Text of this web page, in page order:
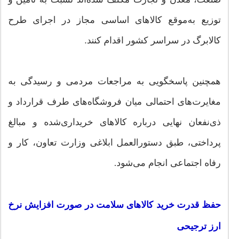
توزیع به‌موقع کالاهای اساسی مجاز در اجرای طرح
کالابرگ در سراسر کشور اقدام کنند.
همچنین پاسخگویی به مراجعات مردمی و رسیدگی به
مغایرت‌های احتمالی میان فروشگاه‌های طرف قرارداد و
ذی‌نفعان نهایی درباره کالاهای خریداری‌شده و مبالغ
پرداختی، طبق دستورالعمل ابلاغی وزارت تعاون، کار و
رفاه اجتماعی انجام می‌شود.
حفظ قدرت خرید کالاهای سلامت در صورت افزایش نرخ
ارز ترجیحی